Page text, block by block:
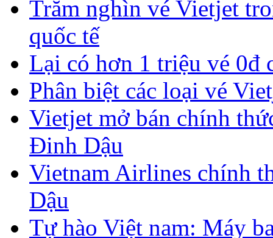
Trăm nghìn vé Vietjet
quốc tế
Lại có hơn 1 triệu vé 0đ
Phân biệt các loại vé
Vietjet mở bán chính
Đinh Dậu
Vietnam Airlines chính
Dậu
Tự hào Việt nam: Máy